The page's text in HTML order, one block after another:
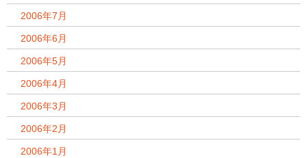
2006年7月
2006年6月
2006年5月
2006年4月
2006年3月
2006年2月
2006年1月